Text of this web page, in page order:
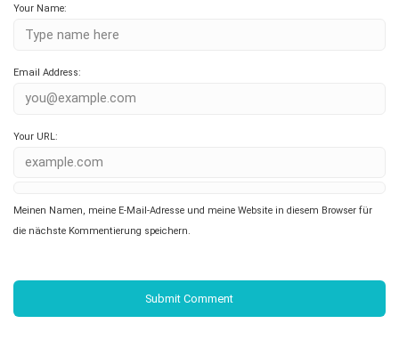
Your Name:
Email Address:
Your URL:
Meinen Namen, meine E-Mail-Adresse und meine Website in diesem Browser für
die nächste Kommentierung speichern.